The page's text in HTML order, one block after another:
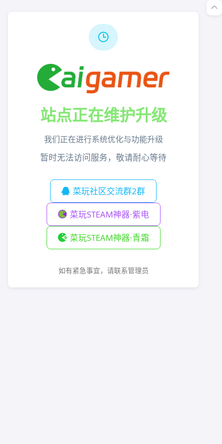
站点正在维护升级
我们正在进行系统优化与功能升级
暂时无法访问服务，敬请耐心等待
菜玩社区交流群2群
菜玩STEAM神器·紫电
菜玩STEAM神器·青霜
如有紧急事宜，请联系管理员